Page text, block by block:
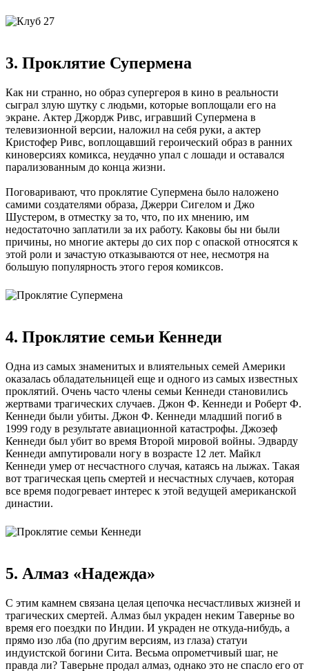
3. Проклятие Супермена
Как ни странно, но образ супергероя в кино в реальности
сыграл злую шутку с людьми, которые воплощали его на
экране. Актер Джордж Ривс, игравший Супермена в
телевизионной версии, наложил на себя руки, а актер
Кристофер Ривс, воплощавший героический образ в ранних
киноверсиях комикса, неудачно упал с лошади и оставался
парализованным до конца жизни.
Поговаривают, что проклятие Супермена было наложено
самими создателями образа, Джерри Сигелом и Джо
Шустером, в отместку за то, что, по их мнению, им
недостаточно заплатили за их работу. Каковы бы ни были
причины, но многие актеры до сих пор с опаской относятся к
этой роли и зачастую отказываются от нее, несмотря на
большую популярность этого героя комиксов.
4. Проклятие семьи Кеннеди
Одна из самых знаменитых и влиятельных семей Америки
оказалась обладательницей еще и одного из самых известных
проклятий. Очень часто члены семьи Кеннеди становились
жертвами трагических случаев. Джон Ф. Кеннеди и Роберт Ф.
Кеннеди были убиты. Джон Ф. Кеннеди младший погиб в
1999 году в результате авиационной катастрофы. Джозеф
Кеннеди был убит во время Второй мировой войны. Эдварду
Кеннеди ампутировали ногу в возрасте 12 лет. Майкл
Кеннеди умер от несчастного случая, катаясь на лыжах. Такая
вот трагическая цепь смертей и несчастных случаев, которая
все время подогревает интерес к этой ведущей американской
династии.
5. Алмаз «Надежда»
С этим камнем связана целая цепочка несчастливых жизней и
трагических смертей. Алмаз был украден неким Тавернье во
время его поездки по Индии. И украден не откуда-нибудь, а
прямо изо лба (по другим версиям, из глаза) статуи
индуистской богини Сита. Весьма опрометчивый шаг, не
правда ли? Таверьне продал алмаз, однако это не спасло его от